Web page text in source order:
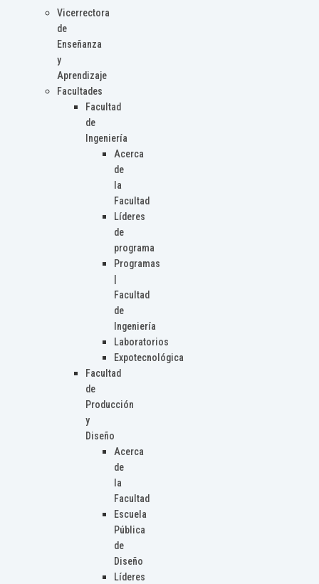
Vicerrectora
de
Enseñanza
y
Aprendizaje
Facultades
Facultad
de
Ingeniería
Acerca
de
la
Facultad
Líderes
de
programa
Programas
Facultad
de
Ingeniería
Laboratorios
Expotecnológica
Facultad
de
Producción
y
Diseño
Acerca
de
la
Facultad
Escuela
Pública
de
Diseño
Líderes